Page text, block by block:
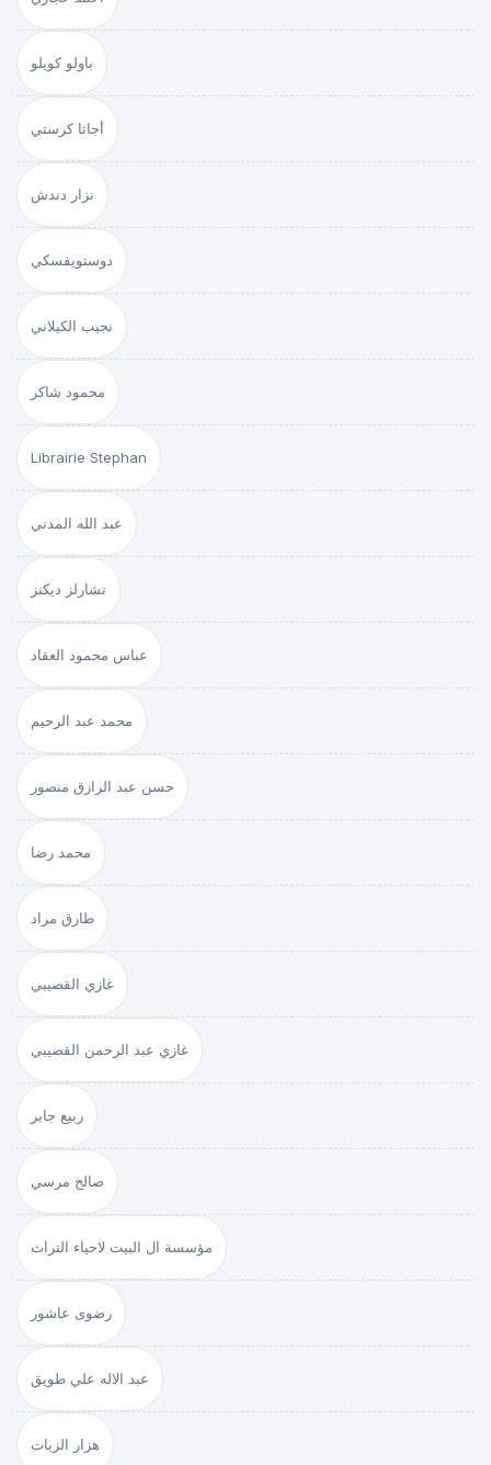
باولو كويلو
أجاثا كرستي
نزار دندش
دوستويفسكي
نجيب الكيلاني
محمود شاكر
Librairie Stephan
عبد الله المدني
تشارلز ديكنز
عباس محمود العقاد
محمد عبد الرحيم
حسن عبد الرازق منصور
محمد رضا
طارق مراد
غازي القصيبي
غازي عبد الرحمن القصيبي
ربيع جابر
صالح مرسي
مؤسسة ال البيت لاحياء التراث
رضوى عاشور
عبد الاله علي طويق
هزار الزيات